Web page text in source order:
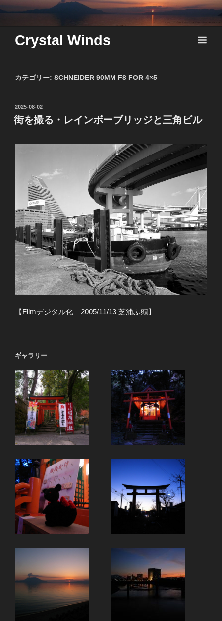
Skip
content
Crystal Winds
カテゴリー: SCHNEIDER 90MM F8 FOR 4×5
投
稿
日:
2025-08-02
街を撮る・レインボーブリッジと三角ビル
【Filmデジタル化 2005/11/13 芝浦ふ頭】
ギャラリー